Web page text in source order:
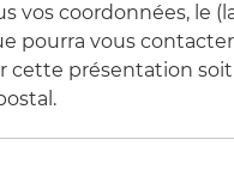
vos coordonnées, le
pourra vous
cette présentation